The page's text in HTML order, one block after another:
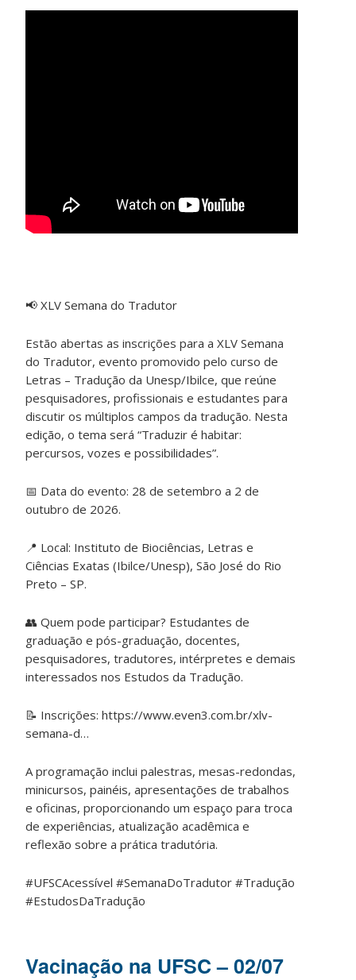
📢 XLV Semana do Tradutor
Estão abertas as inscrições para a XLV Semana
do Tradutor, evento promovido pelo curso de
Letras – Tradução da Unesp/Ibilce, que reúne
pesquisadores, profissionais e estudantes para
discutir os múltiplos campos da tradução. Nesta
edição, o tema será “Traduzir é habitar:
percursos, vozes e possibilidades”.
📅 Data do evento: 28 de setembro a 2 de
outubro de 2026.
📍 Local: Instituto de Biociências, Letras e
Ciências Exatas (Ibilce/Unesp), São José do Rio
Preto – SP.
👥 Quem pode participar? Estudantes de
graduação e pós-graduação, docentes,
pesquisadores, tradutores, intérpretes e demais
interessados nos Estudos da Tradução.
📝 Inscrições:https://www.even3.com.br/xlv-
semana-d…
A programação inclui palestras, mesas-redondas,
minicursos, painéis, apresentações de trabalhos
e oficinas, proporcionando um espaço para troca
de experiências, atualização acadêmica e
reflexão sobre a prática tradutória.
#UFSCAcessível #SemanaDoTradutor #Tradução
#EstudosDaTradução
Vacinação na UFSC – 02/07